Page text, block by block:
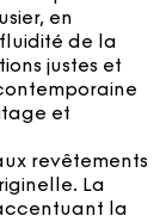
en
de la
justes et
et
revêtements
La
la